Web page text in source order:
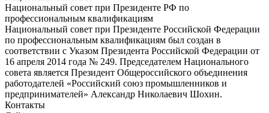
Национальный совет при Президенте РФ по
профессиональным квалификациям
Национальный совет при Президенте Российской Федерации
по профессиональным квалификациям был создан в
соответствии с Указом Президента Российской Федерации от
16 апреля 2014 года № 249. Председателем Национального
совета является Президент Общероссийского объединения
работодателей «Российский союз промышленников и
предпринимателей» Александр Николаевич Шохин.
Контакты